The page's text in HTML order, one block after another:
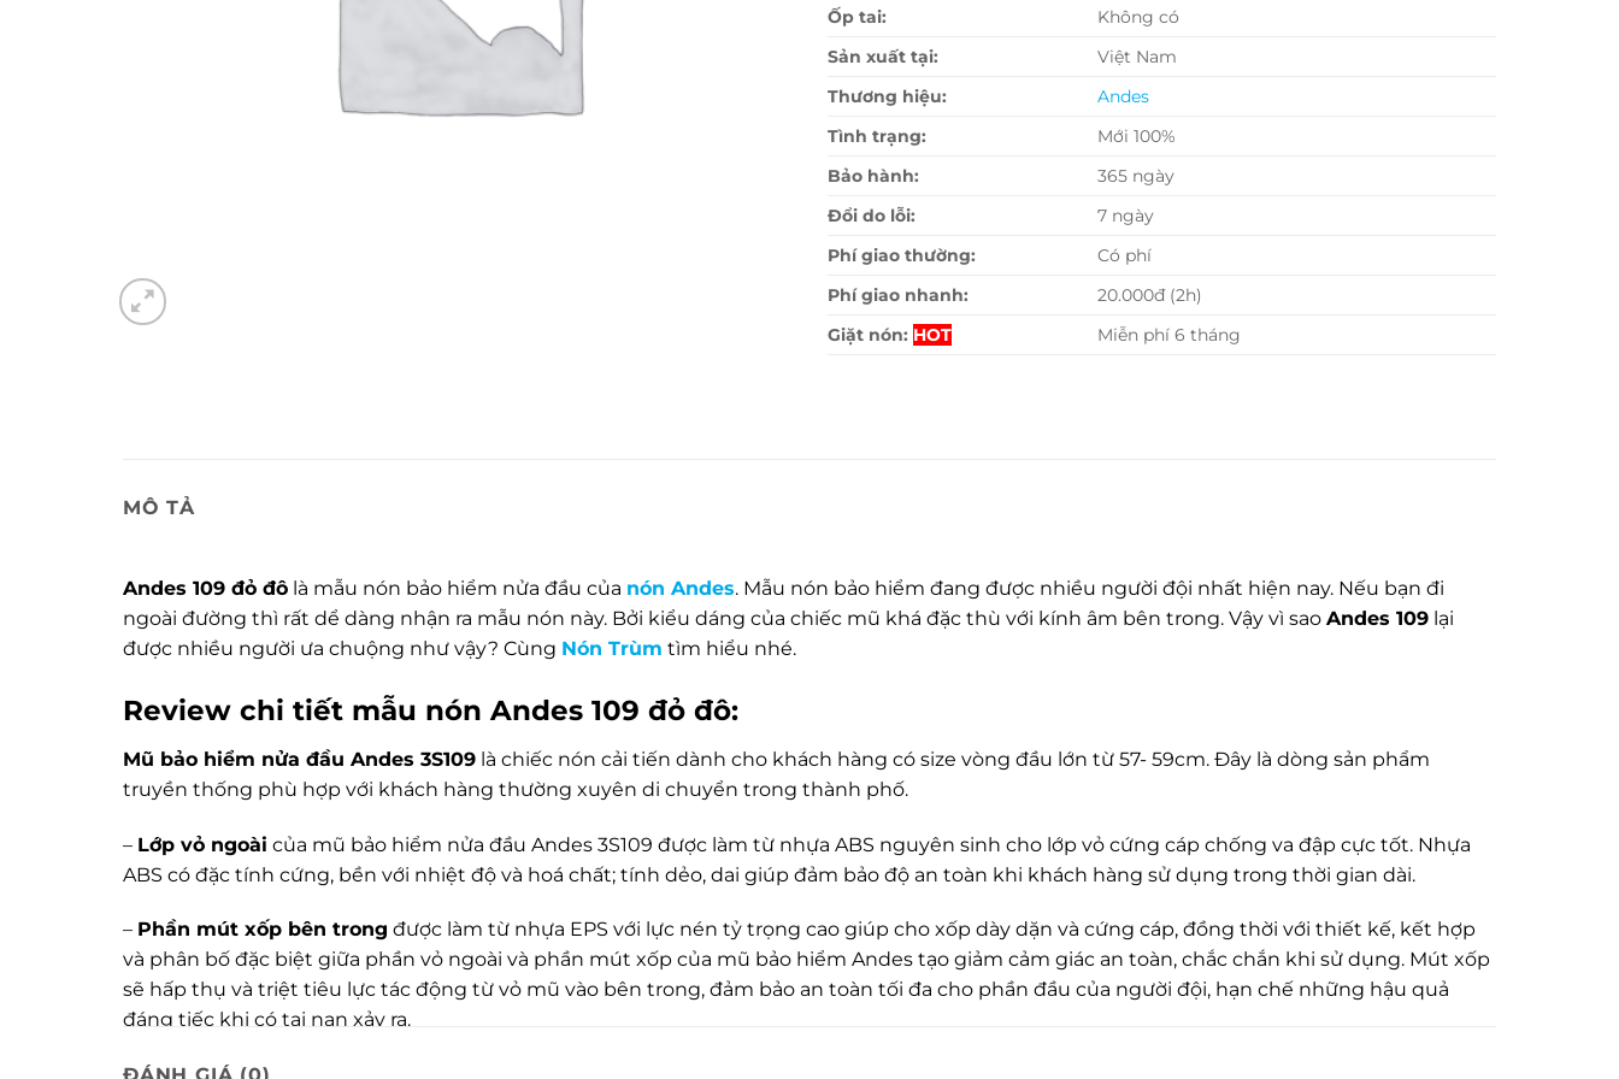
Ốp tai:
Không có
Sản xuất tại:
Việt Nam
Thương hiệu:
Andes
Tình trạng:
Mới 100%
Bảo hành:
365 ngày
Đổi do lỗi:
7 ngày
Phí giao thường:
Có phí
Phí giao nhanh:
20.000đ (2h)
Giặt nón: HOT Miễn phí 6 tháng
MÔ TẢ
Andes 109 đỏ đô là mẫu nón bảo hiểm nửa đầu của nón Andes. Mẫu nón bảo hiểm đang được nhiều người đội nhất hiện nay. Nếu bạn đi
ngoài đường thì rất dể dàng nhận ra mẫu nón này. Bởi kiểu dáng của chiếc mũ khá đặc thù với kính âm bên trong. Vậy vì sao Andes 109 lại
được nhiều người ưa chuộng như vậy? Cùng Nón Trùm tìm hiểu nhé.
Review chi tiết mẫu nón Andes 109 đỏ đô:
Mũ bảo hiểm nửa đầu Andes 3S109 là chiếc nón cải tiến dành cho khách hàng có size vòng đầu lớn từ 57- 59cm. Đây là dòng sản phẩm
truyền thống phù hợp với khách hàng thường xuyên di chuyển trong thành phố.
– Lớp vỏ ngoài của mũ bảo hiểm nửa đầu Andes 3S109 được làm từ nhựa ABS nguyên sinh cho lớp vỏ cứng cáp chống va đập cực tốt. Nhựa
ABS có đặc tính cứng, bền với nhiệt độ và hoá chất; tính dẻo, dai giúp đảm bảo độ an toàn khi khách hàng sử dụng trong thời gian dài.
– Phần mút xốp bên trong được làm từ nhựa EPS với lực nén tỷ trọng cao giúp cho xốp dày dặn và cứng cáp, đồng thời với thiết kế, kết hợp
và phân bố đặc biệt giữa phần vỏ ngoài và phần mút xốp của mũ bảo hiểm Andes tạo giảm cảm giác an toàn, chắc chắn khi sử dụng. Mút xốp
sẽ hấp thụ và triệt tiêu lực tác động từ vỏ mũ vào bên trong, đảm bảo an toàn tối đa cho phần đầu của người đội, hạn chế những hậu quả
đáng tiếc khi có tai nạn xảy ra.